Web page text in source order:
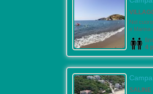
Nel
e Marina
4
SALINE